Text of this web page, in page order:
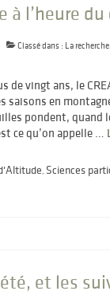
à l’heure
Classé dans : La recherche,
de vingt ans, le
saisons en
pondent, quand
ce qu’on appelle …
, Sciences
et les